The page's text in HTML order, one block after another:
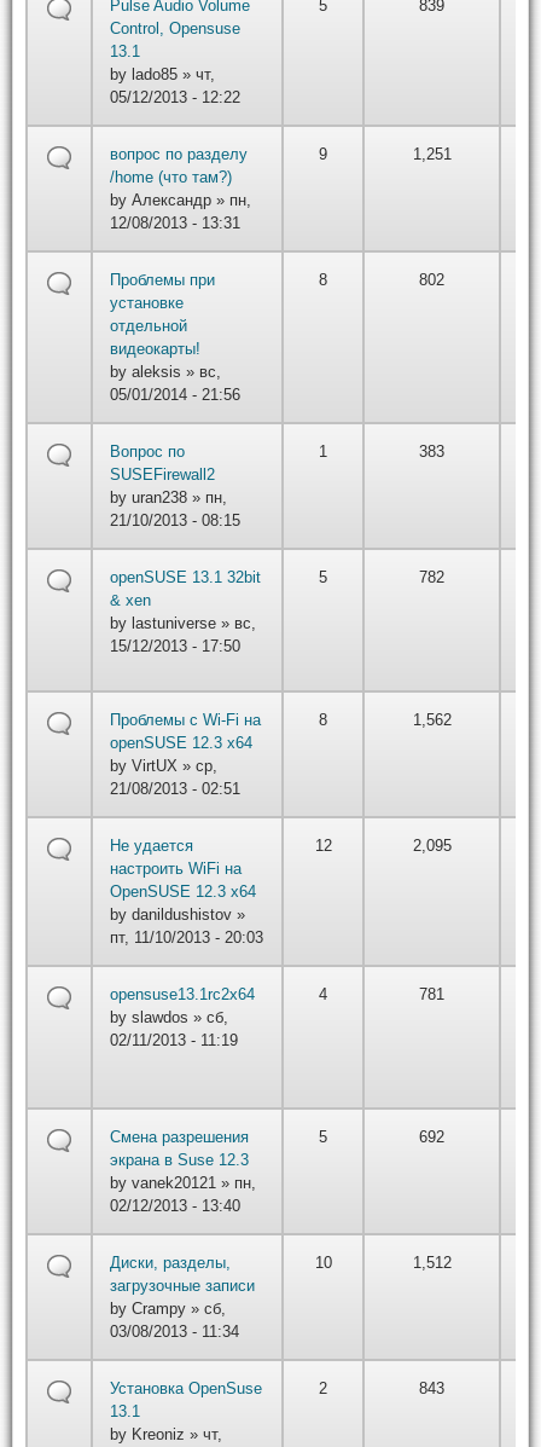
Pulse Audio Volume
Control, Opensuse
13.1
by lado85 » чт,
05/12/2013 - 12:22
5 839
вопрос по разделу
/home (что там?)
by Александр » пн,
12/08/2013 - 13:31
9 1,251
Проблемы при
установке
отдельной
видеокарты!
by aleksis » вс,
05/01/2014 - 21:56
8 802
Вопрос по
SUSEFirewall2
by uran238 » пн,
21/10/2013 - 08:15
1 383
openSUSE 13.1 32bit
& xen
by lastuniverse » вс,
15/12/2013 - 17:50
5 782
Проблемы с Wi-Fi на
openSUSE 12.3 x64
by VirtUX » ср,
21/08/2013 - 02:51
8 1,562
Не удается
настроить WiFi на
OpenSUSE 12.3 x64
by danildushistov »
пт, 11/10/2013 - 20:03
12 2,095
opensuse13.1rc2x64
by slawdos » сб,
02/11/2013 - 11:19
4 781
Смена разрешения
экрана в Suse 12.3
by vanek20121 » пн,
02/12/2013 - 13:40
5 692
Диски, разделы,
загрузочные записи
by Crampy » сб,
03/08/2013 - 11:34
10 1,512
Установка OpenSuse
13.1
by Kreoniz » чт,
2 843